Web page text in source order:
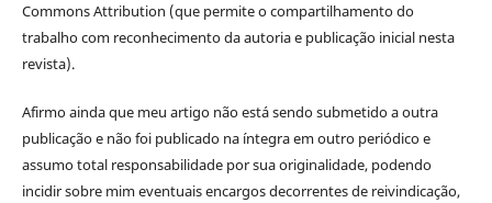
Commons Attribution (que permite o compartilhamento do
trabalho com reconhecimento da autoria e publicação inicial nesta
revista).
Afirmo ainda que meu artigo não está sendo submetido a outra
publicação e não foi publicado na íntegra em outro periódico e
assumo total responsabilidade por sua originalidade, podendo
incidir sobre mim eventuais encargos decorrentes de reivindicação,